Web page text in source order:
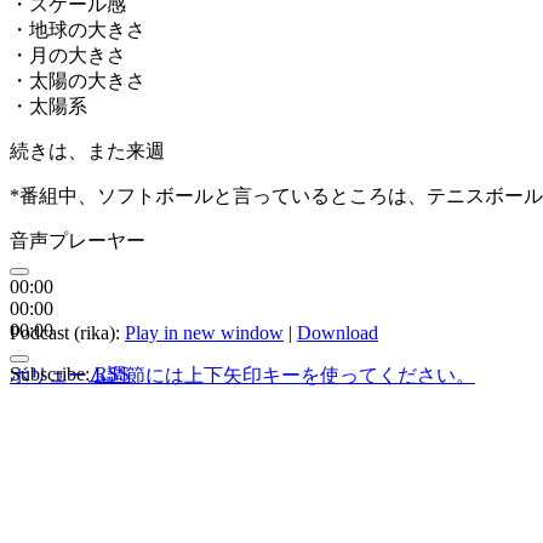
・地球の大きさ
・月の大きさ
・太陽の大きさ
・太陽系
続きは、また来週
*番組中、ソフトボールと言っているところは、テニスボール
音声プレーヤー
00:00
00:00
00:00
ボリューム調節には上下矢印キーを使ってください。
Podcast (rika): Play in new window | Download
Subscribe:RSS